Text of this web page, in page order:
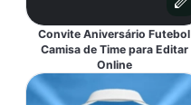
Convite Aniversário Futebol
Camisa de Time para Editar
Online